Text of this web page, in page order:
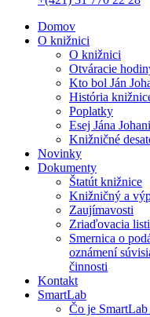
Domov
O knižnici
O knižnici
Otváracie
Kto bol Ján
História
Poplatky
Esej Jána
Knižničné
Novinky
Dokumenty
Štatút knižnice
Knižničný a
Zaujímavosti
Zriaďovacia
Smernica o
oznámení
činnosti
Kontakt
SmartLab
Čo je SmartLab